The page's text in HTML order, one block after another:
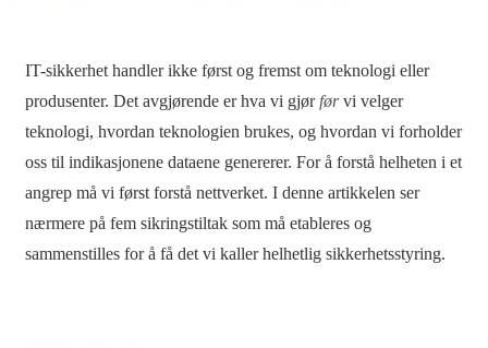
IT-sikkerhet handler ikke først og fremst om teknologi eller
produsenter. Det avgjørende er hva vi gjør førvi velger
teknologi, hvordan teknologien brukes, og hvordan vi forholder
oss til indikasjonene dataene genererer. For å forstå helheten i et
angrep må vi først forstå nettverket. I denne artikkelen ser
nærmere på fem sikringstiltak som må etableres og
sammenstilles for å få det vi kaller helhetlig sikkerhetsstyring.